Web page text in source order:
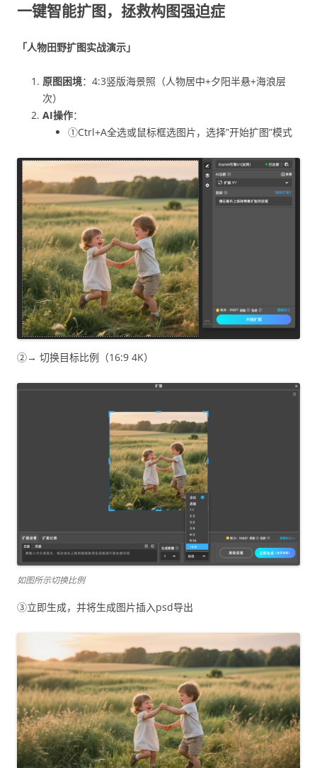
一键智能扩图，拯救构图强迫症
「人物田野扩图实战演示」
原图困境：4:3竖版海景照（人物居中+夕阳半悬+海浪层
次）
AI操作：
①Ctrl+A全选或鼠标框选图片，选择”开始扩图”模式
②→ 切换目标比例（16:9 4K）
如图所示切换比例
③立即生成，并将生成图片插入psd导出